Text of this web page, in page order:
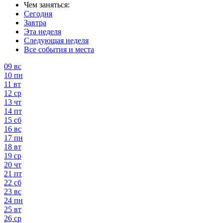
Чем заняться:
Сегодня
Завтра
Эта неделя
Следующая неделя
Все события и места
09 вс
10 пн
11 вт
12 ср
13 чт
14 пт
15 сб
16 вс
17 пн
18 вт
19 ср
20 чт
21 пт
22 сб
23 вс
24 пн
25 вт
26 ср